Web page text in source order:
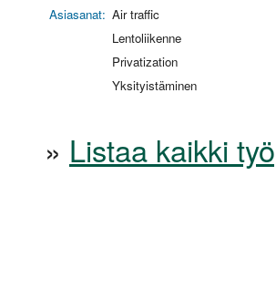
Asiasanat: Air traffic
Lentoliikenne
Privatization
Yksityistäminen
» Listaa kaikki